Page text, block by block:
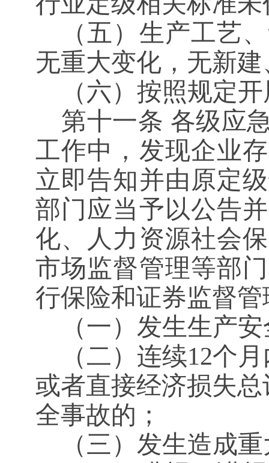
（五）生产工艺
无重大变化，无新
（六）按照规定
第十一条 各级应
工作中，发现企业
立即告知并由原定
部门应当予以公告
化、人力资源社会
市场监督管理等部
行保险和证券监督
（一）发生生产
（二）连续12个
或者直接经济损失
全事故的；
（三）发生造成